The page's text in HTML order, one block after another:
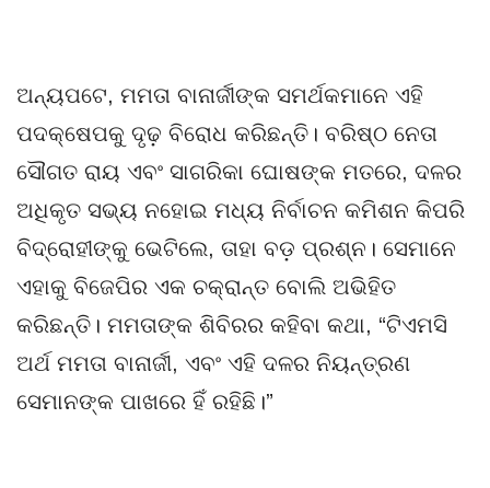
ଅନ୍ୟପଟେ, ମମତା ବାନାର୍ଜୀଙ୍କ ସମର୍ଥକମାନେ ଏହି
ପଦକ୍ଷେପକୁ ଦୃଢ଼ ବିରୋଧ କରିଛନ୍ତି। ବରିଷ୍ଠ ନେତା
ସୌଗତ ରାୟ ଏବଂ ସାଗରିକା ଘୋଷଙ୍କ ମତରେ, ଦଳର
ଅଧିକୃତ ସଭ୍ୟ ନହୋଇ ମଧ୍ୟ ନିର୍ବାଚନ କମିଶନ କିପରି
ବିଦ୍ରୋହୀଙ୍କୁ ଭେଟିଲେ, ତାହା ବଡ଼ ପ୍ରଶ୍ନ। ସେମାନେ
ଏହାକୁ ବିଜେପିର ଏକ ଚକ୍ରାନ୍ତ ବୋଲି ଅଭିହିତ
କରିଛନ୍ତି। ମମତାଙ୍କ ଶିବିରର କହିବା କଥା, “ଟିଏମସି
ଅର୍ଥ ମମତା ବାନାର୍ଜୀ, ଏବଂ ଏହି ଦଳର ନିୟନ୍ତ୍ରଣ
ସେମାନଙ୍କ ପାଖରେ ହିଁ ରହିଛି।”